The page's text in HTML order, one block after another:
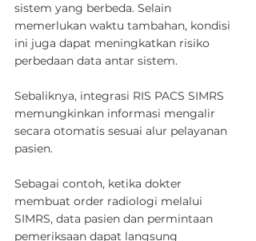
sistem yang berbeda. Selain
memerlukan waktu tambahan, kondisi
ini juga dapat meningkatkan risiko
perbedaan data antar sistem.
Sebaliknya, integrasi RIS PACS SIMRS
memungkinkan informasi mengalir
secara otomatis sesuai alur pelayanan
pasien.
Sebagai contoh, ketika dokter
membuat order radiologi melalui
SIMRS, data pasien dan permintaan
pemeriksaan dapat langsung